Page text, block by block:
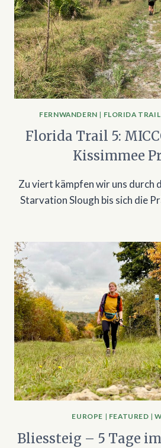
FERNWANDERN | FLORIDA TRAIL
Florida Trail 5:
Kissimmee
Zu viert kämpfen wir uns durch
Starvation Slough bis sich die
EUROPE | FEATURED |
Bliessteig – 5 Tage